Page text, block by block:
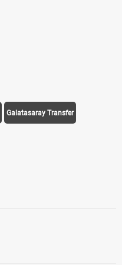
Galatasaray Transfer